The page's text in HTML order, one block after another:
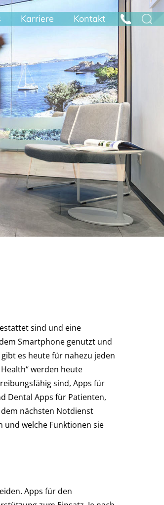
Karriere Kontakt
sind und eine
Smartphone genutzt und
es heute für nahezu jeden
werden heute
sind, Apps für
Dental Apps für Patienten,
nächsten Notdienst
und welche Funktionen sie
Apps für den